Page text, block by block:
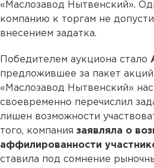
«Маслозавод Нытвенский».
компанию к торгам не
внесением задатка.
Победителем аукциона стало
предложившее за пакет
«Маслозавод Нытвенский»
своевременно перечислил
лишен возможности
того, компания заявляла о
аффилированности
ставила под сомнение